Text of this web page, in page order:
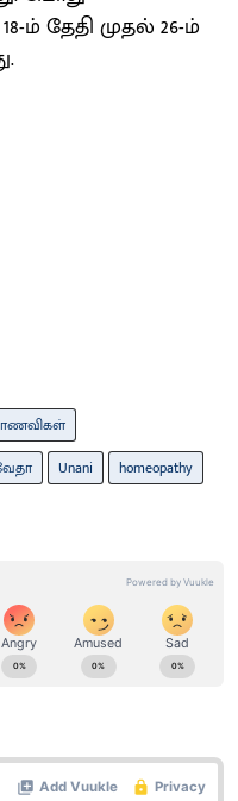
ம் தேதி முதல் 26-ம்
Unani
homeopathy